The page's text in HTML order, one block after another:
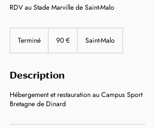
RDV au Stade Marville de Saint-Malo
Terminé
i
é
90 € Saint-Malo
Description
Hébergement et restauration au Campus Sport
Bretagne de Dinard